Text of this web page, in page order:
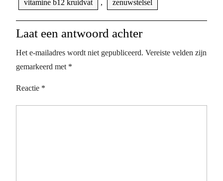
vitamine b12 kruidvat , zenuwstelsel
Laat een antwoord achter
Het e-mailadres wordt niet gepubliceerd. Vereiste velden zijn
gemarkeerd met *
Reactie *